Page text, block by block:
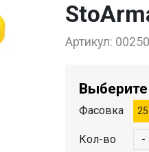
Артикул:
Выберите
Фасовка 25
Кол-во -